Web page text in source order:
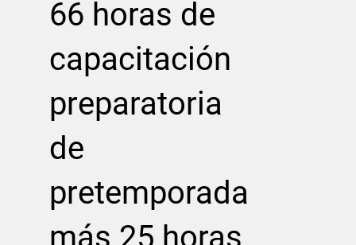
66 horas de
capacitación
preparatoria
de
pretemporada
más 25 horas